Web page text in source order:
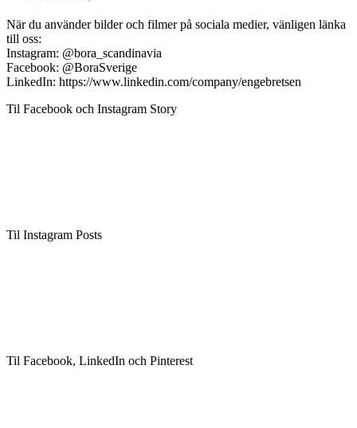
När du använder bilder och filmer på sociala medier, vänligen länka
till oss:
Instagram: @bora_scandinavia
Facebook: @BoraSverige
LinkedIn: https://www.linkedin.com/company/engebretsen
Til Facebook och Instagram Story
Til Instagram Posts
Til Facebook, LinkedIn och Pinterest